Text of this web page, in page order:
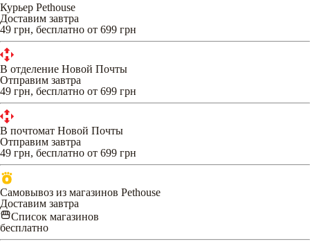
Курьер Pethouse
Доставим завтра
49 грн, бесплатно от 699 грн
В отделение Новой Почты
Отправим завтра
49 грн, бесплатно от 699 грн
В почтомат Новой Почты
Отправим завтра
49 грн, бесплатно от 699 грн
Самовывоз из магазинов Pethouse
Доставим завтра
Список магазинов
бесплатно